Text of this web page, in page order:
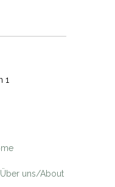
1
Über uns/About